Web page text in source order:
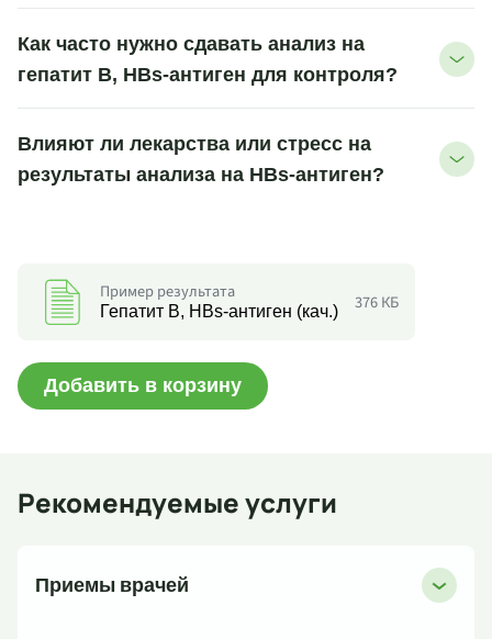
Как часто нужно сдавать анализ на
гепатит B, HBs-антиген для контроля?
Влияют ли лекарства или стресс на
результаты анализа на HBs-антиген?
Пример результата
Гепатит B, HBs-антиген (кач.) 376 КБ
Добавить в корзину
Рекомендуемые услуги
Приемы врачей